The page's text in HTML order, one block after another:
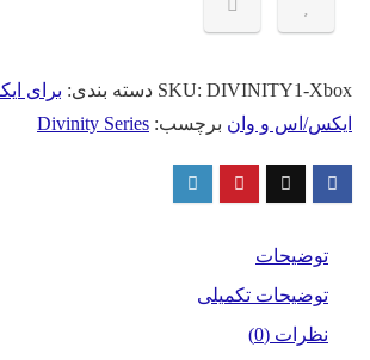
SKU:DIVINITY1- دسته بندی:برای
اس و وان برچسب:Divinity Series
توضیحات
توضیحات تکمیلی
نظرات (0)